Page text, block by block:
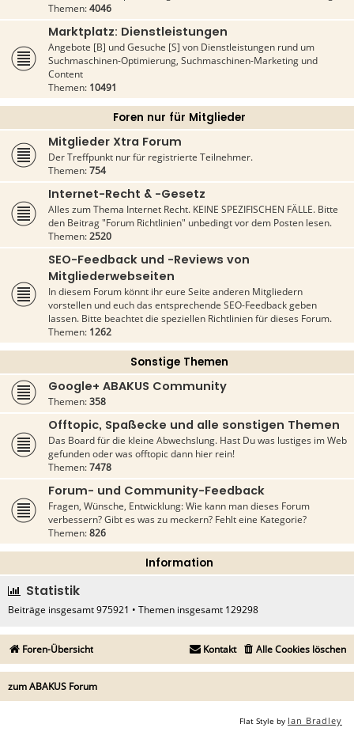
Themen:4046
Marktplatz: Dienstleistungen
Angebote [B] und Gesuche [S] von Dienstleistungen rund um
Suchmaschinen-Optimierung, Suchmaschinen-Marketing und
Content
Themen: 10491
Foren nur für Mitglieder
Mitglieder Xtra Forum
Der Treffpunkt nur für registrierte Teilnehmer.
Themen:754
Internet-Recht & -Gesetz
Alles zum Thema Internet Recht. KEINE SPEZIFISCHEN FÄLLE. Bitte
den Beitrag "Forum Richtlinien" unbedingt vor dem Posten lesen.
Themen:2520
SEO-Feedback und -Reviews von
Mitgliederwebseiten
In diesem Forum könnt ihr eure Seite anderen Mitgliedern
vorstellen und euch das entsprechende SEO-Feedback geben
lassen. Bitte beachtet die speziellen Richtlinien für dieses Forum.
Themen: 1262
Sonstige Themen
Google+ ABAKUS Community
Themen:358
Offtopic, Spaßecke und alle sonstigen Themen
Das Board für die kleine Abwechslung. Hast Du was lustiges im Web
gefunden oder was offtopic dann hier rein!
Themen:7478
Forum- und Community-Feedback
Fragen, Wünsche, Entwicklung: Wie kann man dieses Forum
verbessern? Gibt es was zu meckern? Fehlt eine Kategorie?
Themen:826
Information
Statistik
Beiträge insgesamt975921 • Themen insgesamt 129298
Foren-Übersicht Alle Cookies löschen
Kontakt
zum ABAKUS Forum
Flat Style by Ian Bradley